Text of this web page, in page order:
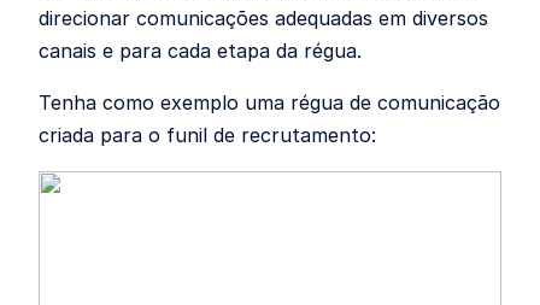
direcionar comunicações adequadas em diversos
canais e para cada etapa da régua.
Tenha como exemplo uma régua de comunicação
criada para o funil de recrutamento: